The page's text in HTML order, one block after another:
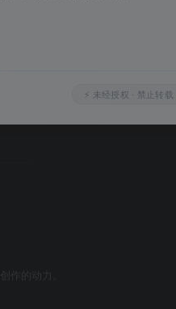
⚡ 未经授权 · 禁止转载
作的动力。